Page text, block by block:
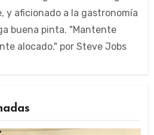
y aficionado a la gastronomía
buena pinta. "Mantente
alocado." por Steve Jobs